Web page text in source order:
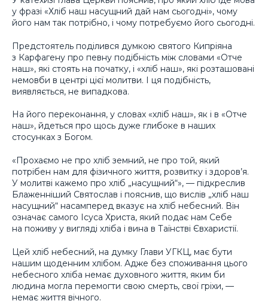
у фразі «Хліб наш насущний дай нам сьогодні», чому
його нам так потрібно, і чому потребуємо його сьогодні.
Предстоятель поділився думкою святого Кипріяна
з Карфагену про певну подібність між словами «Отче
наш», які стоять на початку, і «хліб наш», які розташовані
немовби в центрі цієї молитви. І ця подібність,
виявляється, не випадкова.
На його переконання, у словах «хліб наш», як і в «Отче
наш», йдеться про щось дуже глибоке в наших
стосунках з Богом.
«Прохаємо не про хліб земний, не про той, який
потрібен нам для фізичного життя, розвитку і здоров’я.
У молитві кажемо про хліб „насущний“», — підкреслив
Блаженніший Святослав і пояснив, що вислів „хліб наш
насущний“ насамперед вказує на хліб небесний. Він
означає самого Ісуса Христа, який подає нам Себе
на поживу у вигляді хліба і вина в Таїнстві Євхаристії.
Цей хліб небесний, на думку Глави УГКЦ, має бути
нашим щоденним хлібом. Адже без споживання цього
небесного хліба немає духовного життя, яким би
людина могла перемогти свою смерть, свої гріхи, —
немає життя вічного.